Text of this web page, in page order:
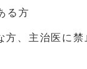
る方
方、主治医に